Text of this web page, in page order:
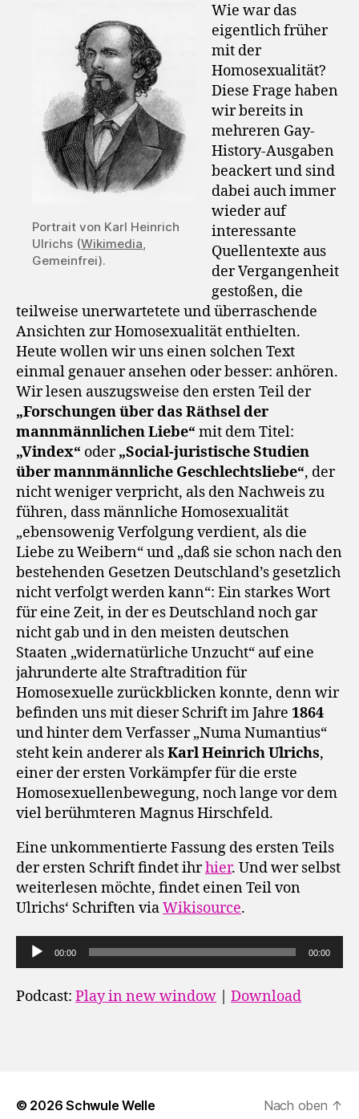
Portrait von Karl Heinrich
Ulrichs (Wikimedia
Gemeinfrei).
Wie war das
eigentlich früher
mit der
Homosexualität?
Diese Frage haben
wir bereits in
mehreren Gay-
History-Ausgaben
beackert und sind
dabei auch immer
wieder auf
interessante
Quellentexte aus
der Vergangenheit
gestoßen, die
teilweise unerwartetete und überraschende
Ansichten zur Homosexualität enthielten.
Heute wollen wir uns einen solchen Text
einmal genauer ansehen oder besser: anhören.
Wir lesen auszugsweise den ersten Teil der
„Forschungen über das Räthsel der
mannmännlichen Liebe“ mit dem Titel:
„Vindex“ oder„Social-juristische Studien
über mannmännliche Geschlechtsliebe“, der
nicht weniger verpricht, als den Nachweis zu
führen, dass männliche Homosexualität
„ebensowenig Verfolgung verdient, als die
Liebe zu Weibern“ und „daß sie schon nach den
bestehenden Gesetzen Deutschland’s gesetzlich
nicht verfolgt werden kann“: Ein starkes Wort
für eine Zeit, in der es Deutschland noch gar
nicht gab und in den meisten deutschen
Staaten „widernatürliche Unzucht“ auf eine
jahrunderte alte Straftradition für
Homosexuelle zurückblicken konnte, denn wir
befinden uns mit dieser Schrift im Jahre 1864
und hinter dem Verfasser „Numa Numantius“
steht kein anderer alsKarl Heinrich Ulrichs,
einer der ersten Vorkämpfer für die erste
Homosexuellenbewegung, noch lange vor dem
viel berühmteren Magnus Hirschfeld.
Eine unkommentierte Fassung des ersten Teils
der ersten Schrift findet ihrhier. Und wer selbst
weiterlesen möchte, findet einen Teil von
Ulrichs‘ Schriften viaWikisource.
u
d
l
00:00 00:00
Podcast: Play in new window Download
© 2026Schwule Welle Nach oben ↑